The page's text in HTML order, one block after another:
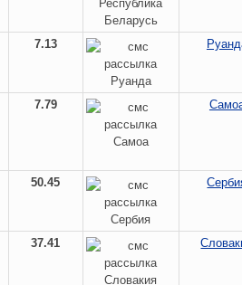
7.13
7.79
50.45
37.41